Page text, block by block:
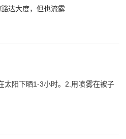
达大度，但也流露
太阳下晒1-3小时。2.用喷雾在被子